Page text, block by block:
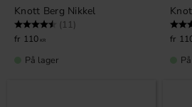
Knott Berg Nikkel
Karakter: (11)
110 KR
På lager